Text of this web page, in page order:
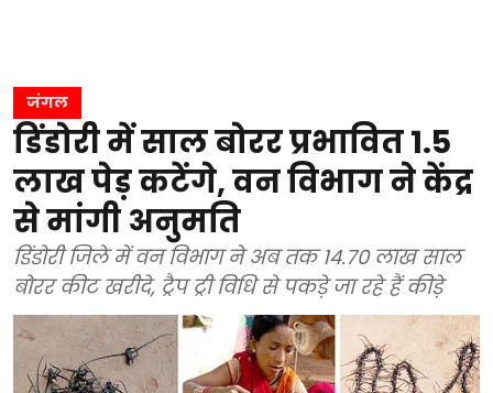
जंगल
डिंडोरी में साल बोरर प्रभावित 1.5
लाख पेड़ कटेंगे, वन विभाग ने केंद्र
से मांगी अनुमति
डिंडोरी जिले में वन विभाग ने अब तक 14.70 लाख साल
बोरर कीट खरीदे, ट्रैप ट्री विधि से पकड़े जा रहे हैं कीड़े